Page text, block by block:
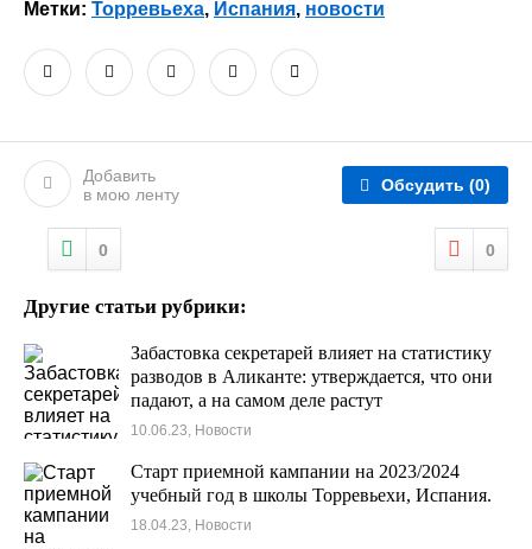
Метки: Торревьеха, Испания, новости
Добавить
в мою ленту
Обсудить (0)
0 0
Другие статьи рубрики:
Забастовка секретарей влияет на статистику
разводов в Аликанте: утверждается, что они
падают, а на самом деле растут
10.06.23, Новости
Старт приемной кампании на 2023/2024
учебный год в школы Торревьехи, Испания.
18.04.23, Новости